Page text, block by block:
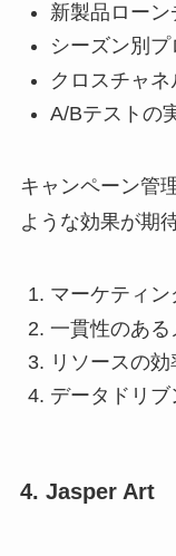
新製品ロー
シーズン別
クロスチャ
A/Bテストの
キャンペーン管
ような効果が期
マーケティ
一貫性のあ
リソースの
データドリ
4. Jasper Art